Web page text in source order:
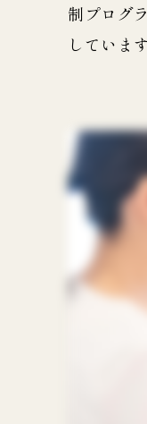
制プログ
しています